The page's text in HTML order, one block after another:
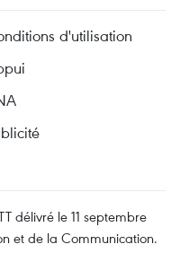
d'utilisation
délivré le 11 septembre
et de la Communication.